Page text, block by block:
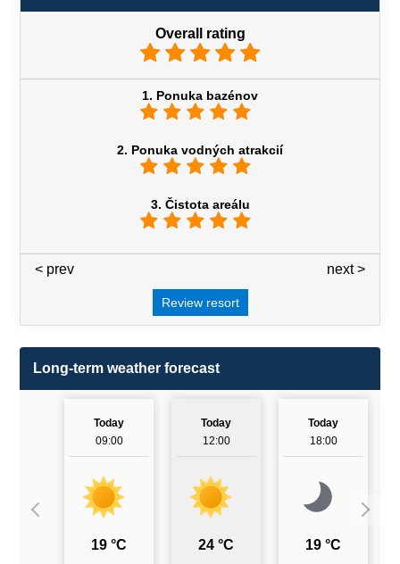
Overall rating
1. Ponuka bazénov
2. Ponuka vodných atrakcií
3. Čistota areálu
next >
< prev
Review resort
Long-term weather forecast
Today
09:00
19 °C
Today
12:00
24 °C
Today
18:00
19 °C